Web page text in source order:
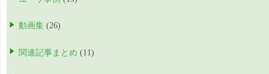
動画集 (26)
関連記事まとめ (11)